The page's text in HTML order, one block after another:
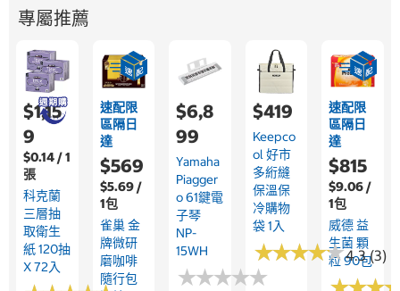
專屬推薦
$1,15
9
$0.14 / 1
張
科克蘭
三層抽
取衛生
紙 120抽
X 72入
速配限
區隔日
達
$569
$5.69 /
1包
雀巢 金
牌微研
磨咖啡
隨行包
$6,8
99
Yamaha
Piagger
O 61鍵電
子琴
NP-
15WH
★★★★★
★★★★★
$419
Keepco
Ol 好市
多絎縫
保溫保
冷購物
袋 1入
★★★★★
★★★★★4.3 (3)
速配限
區隔日
達
$815
$9.06 /
1包
威德 益
生菌 顆
粒 90包